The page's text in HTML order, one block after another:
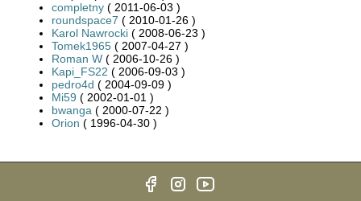
completny ( 2011-06-03 )
roundspace7 ( 2010-01-26 )
Karol Nawrocki ( 2008-06-23 )
Tomek1965 ( 2007-04-27 )
Roman W ( 2006-10-26 )
Kapi_FS22 ( 2006-09-03 )
pedro4d ( 2004-09-09 )
Mi59 ( 2002-01-01 )
bwanga ( 2000-07-22 )
Orion ( 1996-04-30 )